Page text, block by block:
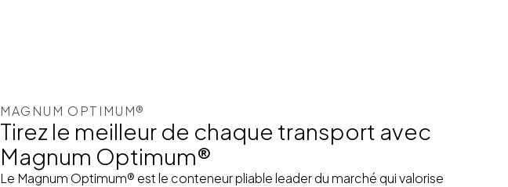
MAGNUM OPTIMUM®
Tirez le meilleur de chaque transport avec
Magnum Optimum®
Le Magnum Optimum® est le conteneur pliable leader du marché qui valorise